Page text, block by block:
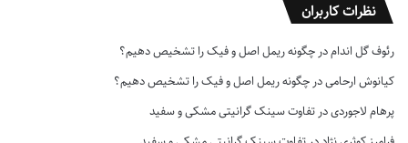
نظرات کاربران
رئوف گل اندامدر چگونه ریمل اصل و فیک را تشخیص دهیم؟
کیانوش ارحامیدر چگونه ریمل اصل و فیک را تشخیص دهیم؟
پرهام لاجوردیدر تفاوت سینک گرانیتی مشکی و سفید